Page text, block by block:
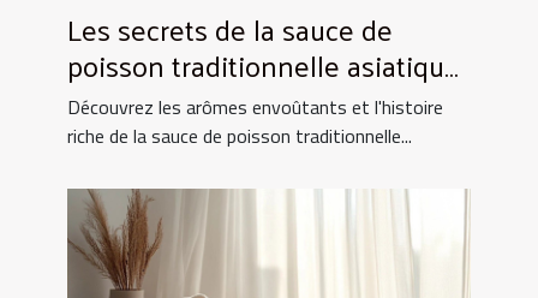
Les secrets de la sauce de
poisson traditionnelle asiatique
et ses utilisations culinaires
Découvrez les arômes envoûtants et l'histoire
riche de la sauce de poisson traditionnelle...